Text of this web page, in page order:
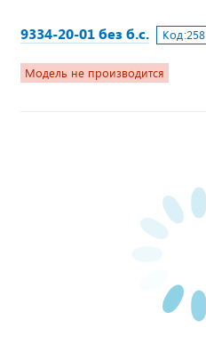
9334-20-01 без б.с. Код:258
Модель не производится